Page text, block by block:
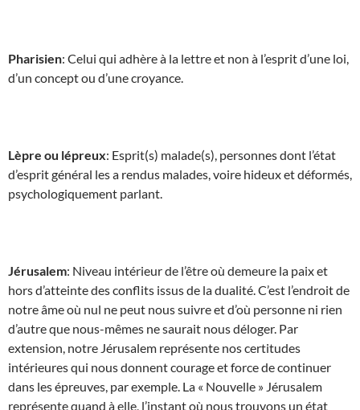
Pharisien: Celui qui adhère à la lettre et non à l’esprit d’une loi,
d’un concept ou d’une croyance.
Lèpre ou lépreux: Esprit(s) malade(s), personnes dont l’état
d’esprit général les a rendus malades, voire hideux et déformés,
psychologiquement parlant.
Jérusalem: Niveau intérieur de l’être où demeure la paix et
hors d’atteinte des conflits issus de la dualité. C’est l’endroit de
notre âme où nul ne peut nous suivre et d’où personne ni rien
d’autre que nous-mêmes ne saurait nous déloger. Par
extension, notre Jérusalem représente nos certitudes
intérieures qui nous donnent courage et force de continuer
dans les épreuves, par exemple. La « Nouvelle » Jérusalem
représente quand à elle, l’instant où nous trouvons un état